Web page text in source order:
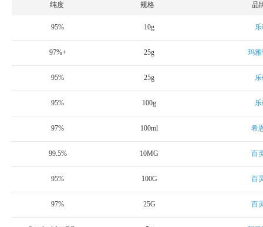
纯度 规格 品
95% 10g
97%+ 25g 玛
95% 25g
95% 100g
97% 100ml 希
99.5% 10MG 百
95% 100G 百
97% 25G 百